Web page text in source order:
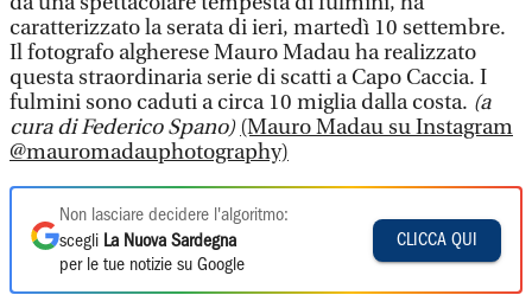
caratterizzato la serata di ieri, martedì 10 settembre.
Il fotografo algherese Mauro Madau ha realizzato
questa straordinaria serie di scatti a Capo Caccia. I
fulmini sono caduti a circa 10 miglia dalla costa. (a
cura di Federico Spano) (Mauro Madau su Instagram
@mauromadauphotography)
Non lasciare decidere l'algoritmo:
scegli La Nuova Sardegna
per le tue notizie su Google
CLICCA QUI